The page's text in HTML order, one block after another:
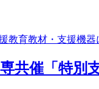
催「特別